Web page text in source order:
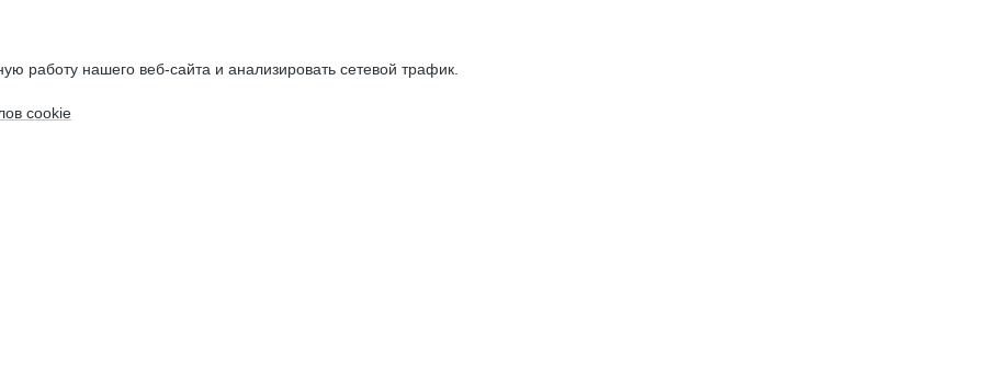
работу нашего веб-сайта и анализировать сетевой трафик.
cookie